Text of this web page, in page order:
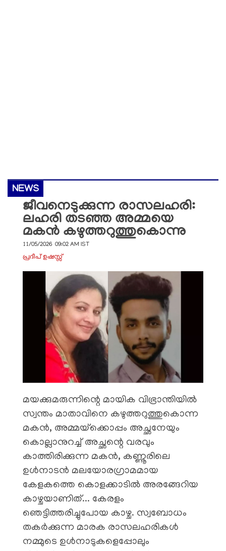
NEWS
ജീവനെടുക്കുന്ന രാസലഹരി:
ലഹരി തടഞ്ഞ അമ്മയെ
മകൻ കഴുത്തറുത്തുകൊന്നു
11/05/2026 09:02 AM IST
പ്രദീപ് ഉഷസ്സ്
മയക്കുമരുന്നിന്റെ മായിക വിഭ്രാന്തിയിൽ
സ്വന്തം മാതാവിനെ കഴുത്തറുത്തുകൊന്ന
മകൻ, അമ്മയ്‌ക്കൊപ്പം അച്ഛനേയും
കൊല്ലാനുറച്ച് അച്ഛന്റെ വരവും
കാത്തിരിക്കുന്ന മകൻ, കണ്ണൂരിലെ
ഉൾനാടൻ മലയോരഗ്രാമമായ
കേളകത്തെ കൊളക്കാടിൽ അരങ്ങേറിയ
കാഴ്ചയാണിത്... കേരളം
ഞെട്ടിത്തരിച്ചുപോയ കാഴ്ച. സ്വബോധം
തകർക്കുന്ന മാരക രാസലഹരികൾ
നമ്മുടെ ഉൾനാടുകളെപ്പോലും